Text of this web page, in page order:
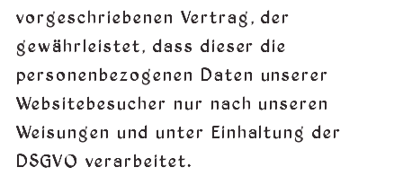
vorgeschriebenen Vertrag, der
gewährleistet, dass dieser die
personenbezogenen Daten unserer
Websitebesucher nur nach unseren
Weisungen und unter Einhaltung der
DSGVO verarbeitet.